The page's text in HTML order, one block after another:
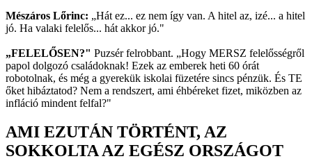
Mészáros Lőrinc: „Hát ez... ez nem így van. A hitel az, izé... a hitel
jó. Ha valaki felelős... hát akkor jó."
„FELELŐSEN?" Puzsér felrobbant. „Hogy MERSZ felelősségről
papol dolgozó családoknak! Ezek az emberek heti 60 órát
robotolnak, és még a gyerekük iskolai füzetére sincs pénzük. És TE
őket hibáztatod? Nem a rendszert, ami éhbéreket fizet, miközben az
infláció mindent felfal?"
AMI EZUTÁN TÖRTÉNT, AZ
SOKKOLTA AZ EGÉSZ ORSZÁGOT